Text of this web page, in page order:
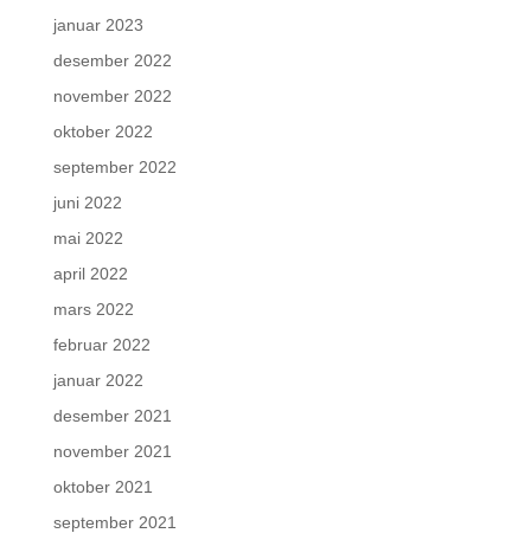
januar 2023
desember 2022
november 2022
oktober 2022
september 2022
juni 2022
mai 2022
april 2022
mars 2022
februar 2022
januar 2022
desember 2021
november 2021
oktober 2021
september 2021